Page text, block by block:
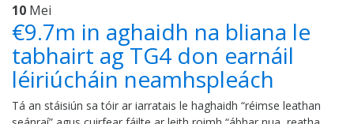
10 Mei
€9.7m in aghaidh na bliana le
tabhairt ag TG4 don earnáil
léiriúcháin neamhspleách
Tá an stáisiún sa tóir ar iarratais le haghaidh “réimse leathan